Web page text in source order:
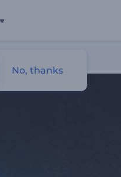
No, thanks